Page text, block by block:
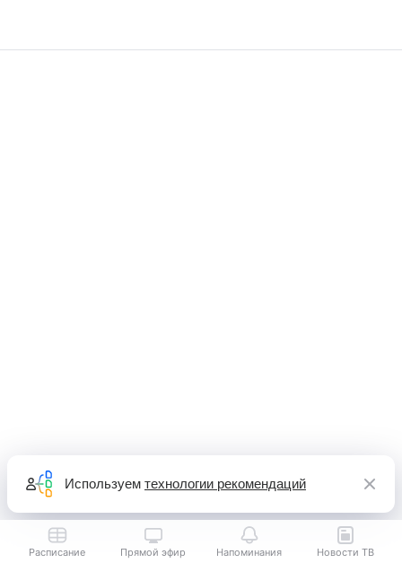
Расписание Прямой эфир Напоминания Новости ТВ
Используем технологии рекомендаций